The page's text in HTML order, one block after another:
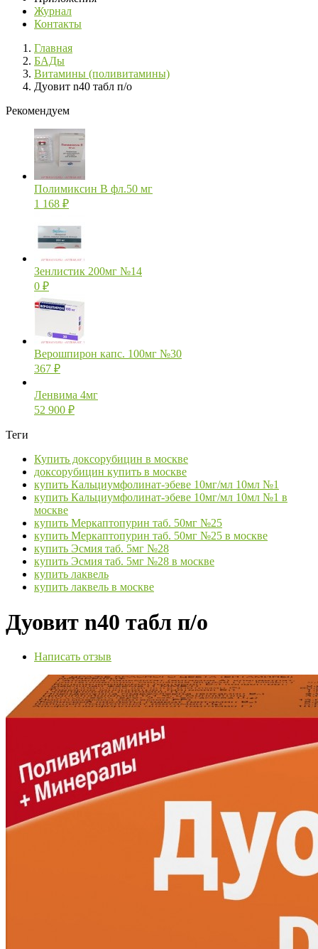
Журнал
Контакты
Главная
БАДы
Витамины (поливитамины)
Дуовит n40 табл п/о
Рекомендуем
Полимиксин В фл.50 мг
1 168 ₽
Зенлистик 200мг №14
0 ₽
Верошпирон капс. 100мг №30
367 ₽
Ленвима 4мг
52 900 ₽
Теги
Купить доксорубицин в москве
доксорубицин купить в москве
купить Кальциумфолинат-эбеве 10мг/мл 10мл №1
купить Кальциумфолинат-эбеве 10мг/мл 10мл №1 в
москве
купить Меркаптопурин таб. 50мг №25
купить Меркаптопурин таб. 50мг №25 в москве
купить Эсмия таб. 5мг №28
купить Эсмия таб. 5мг №28 в москве
купить лаквель
купить лаквель в москве
Дуовит n40 табл п/о
Написать отзыв